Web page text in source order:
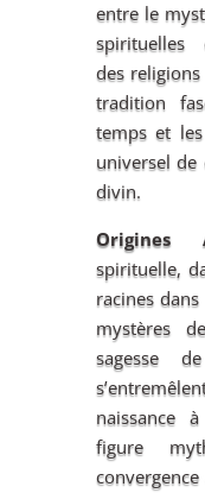
entre le
spirituelles
des
tradition
temps et
universel de
divin.
Origines
spirituelle,
racines
mystères
sagesse
naissance
figure